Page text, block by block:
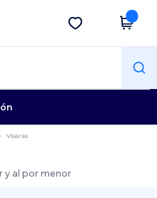
Descargar app
Viseras
y al por menor